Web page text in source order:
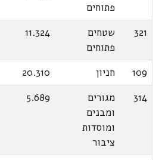
פתוחים
321
שטחים
פתוחים
11.324
109 חניון
20.310
314
מגורים
ומבנים
ומוסדות
ציבור
5.689